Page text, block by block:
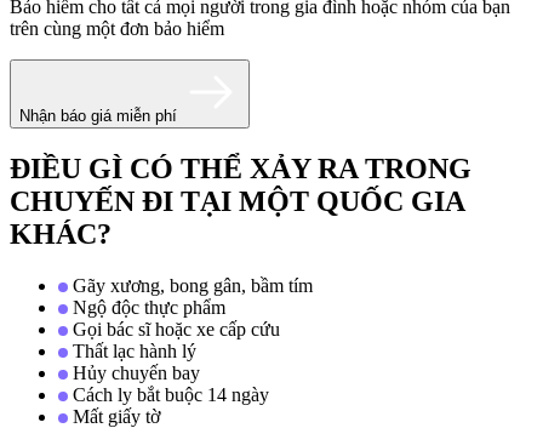
Bảo hiểm cho tất cả mọi người trong gia đình hoặc nhóm của bạn
trên cùng một đơn bảo hiểm
Nhận báo giá miễn phí
ĐIỀU GÌ CÓ THỂ XẢY RA TRONG
CHUYẾN ĐI TẠI MỘT QUỐC GIA
KHÁC?
Gãy xương, bong gân, bầm tím
Ngộ độc thực phẩm
Gọi bác sĩ hoặc xe cấp cứu
Thất lạc hành lý
Hủy chuyến bay
Cách ly bắt buộc 14 ngày
Mất giấy tờ